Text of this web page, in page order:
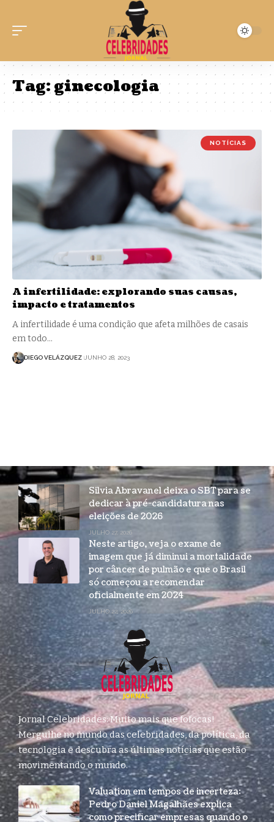
Tag:ginecologia
NOTÍCIAS
A infertilidade: explorando suas causas,
impacto e tratamentos
A infertilidade é uma condição que afeta milhões de casais
em todo…
DIEGO VELÁZQUEZ JUNHO 28, 2023
Silvia Abravanel deixa o SBT para se
dedicar à pré-candidatura nas
eleições de 2026
JULHO 27, 2026
Neste artigo, veja o exame de
imagem que já diminui a mortalidade
por câncer de pulmão e que o Brasil
só começou a recomendar
oficialmente em 2024
JULHO 22, 2026
Jornal Celebridades: Muito mais que fofocas!
Mergulhe no mundo das celebridades, da política, da
tecnologia e descubra as últimas notícias que estão
movimentando o mundo.
Valuation em tempos de incerteza:
Pedro Daniel Magalhães explica
como precificar empresas quando o